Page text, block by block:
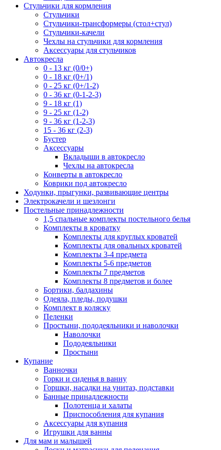
Стульчики для кормления
Стульчики
Стульчики-трансформеры (стол+стул)
Стульчики-качели
Чехлы на стульчики для кормления
Аксессуары для стульчиков
Автокресла
0 - 13 кг (0/0+)
0 - 18 кг (0+/1)
0 - 25 кг (0+/1-2)
0 - 36 кг (0-1-2-3)
9 - 18 кг (1)
9 - 25 кг (1-2)
9 - 36 кг (1-2-3)
15 - 36 кг (2-3)
Бустер
Аксессуары
Вкладыши в автокресло
Чехлы на автокресла
Конверты в автокресло
Коврики под автокресло
Ходунки, прыгунки, развивающие центры
Электрокачели и шезлонги
Постельные принадлежности
1,5 спальные комплекты постельного белья
Комплекты в кроватку
Комплекты для круглых кроватей
Комплекты для овальных кроватей
Комплекты 3-4 предмета
Комплекты 5-6 предметов
Комплекты 7 предметов
Комплекты 8 предметов и более
Бортики, балдахины
Одеяла, пледы, подушки
Комплект в коляску
Пеленки
Простыни, пододеяльники и наволочки
Наволочки
Пододеяльники
Простыни
Купание
Ванночки
Горки и сиденья в ванну
Горшки, насадки на унитаз, подставки
Банные принадлежности
Полотенца и халаты
Приспособления для купания
Аксессуары для купания
Игрушки для ванны
Для мам и малышей